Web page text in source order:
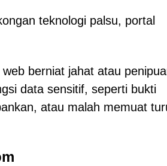
teknologi palsu, portal
berniat jahat atau
data sensitif, seperti bukti
atau malah memuat